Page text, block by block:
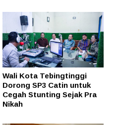
Wali Kota Tebingtinggi
Dorong SP3 Catin untuk
Cegah Stunting Sejak Pra
Nikah